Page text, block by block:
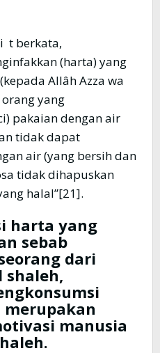
t berkata,
(harta) yang
Allâh Azza wa
yang
pakaian dengan air
tidak dapat
air (yang bersih dan
tidak dihapuskan
halal”[21].
harta yang
sebab
dari
shaleh,
manusia